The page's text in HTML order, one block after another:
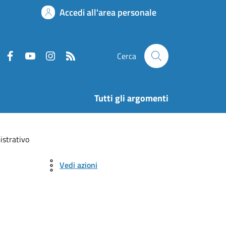
Accedi all'area personale
Cerca
Tutti gli argomenti
Vedi azioni